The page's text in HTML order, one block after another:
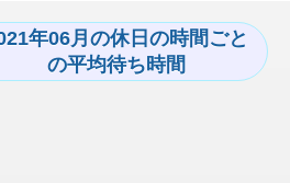
年06月の休日の時間ごと
の平均待ち時間